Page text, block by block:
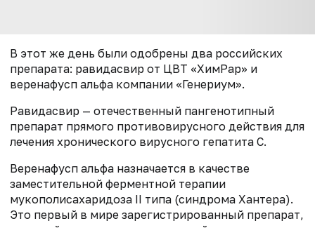
В этот же день были одобрены два российских
препарата: равидасвир от ЦВТ «ХимРар» и
веренафусп альфа компании «Генериум».
Равидасвир — отечественный пангенотипный
препарат прямого противовирусного действия для
лечения хронического вирусного гепатита С.
Веренафусп альфа назначается в качестве
заместительной ферментной терапии
мукополисахаридоза II типа (синдрома Хантера).
Это первый в мире зарегистрированный препарат,